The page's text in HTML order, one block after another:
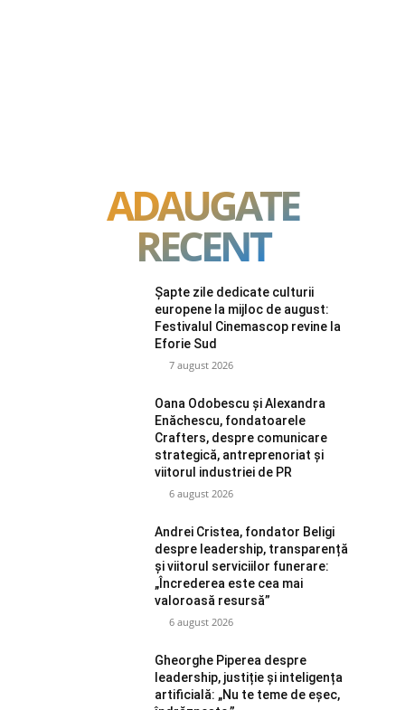
ADAUGATE
RECENT
Șapte zile dedicate culturii
europene la mijloc de august:
Festivalul Cinemascop revine la
Eforie Sud
7 august 2026
Oana Odobescu și Alexandra
Enăchescu, fondatoarele
Crafters, despre comunicare
strategică, antreprenoriat și
viitorul industriei de PR
6 august 2026
Andrei Cristea, fondator Beligi
despre leadership, transparență
și viitorul serviciilor funerare:
„Încrederea este cea mai
valoroasă resursă”
6 august 2026
Gheorghe Piperea despre
leadership, justiție și inteligența
artificială: „Nu te teme de eșec,